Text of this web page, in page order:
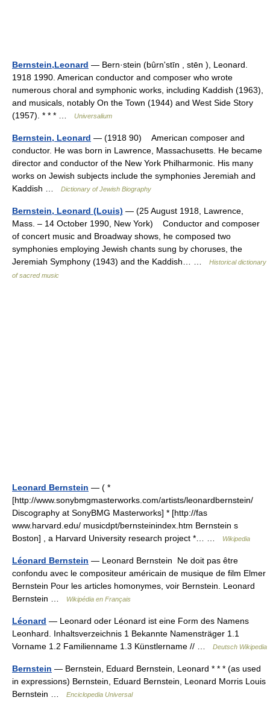
Bernstein,Leonard — Bern·stein (bûrnʹstīn , stēn ), Leonard.
1918 1990. American conductor and composer who wrote
numerous choral and symphonic works, including Kaddish (1963),
and musicals, notably On the Town (1944) and West Side Story
(1957). * * * …
Universalium
Bernstein, Leonard — (1918 90) American composer and
conductor. He was born in Lawrence, Massachusetts. He became
director and conductor of the New York Philharmonic. His many
works on Jewish subjects include the symphonies Jeremiah and
Kaddish …
Dictionary of Jewish Biography
Bernstein, Leonard (Louis) — (25 August 1918, Lawrence,
Mass. – 14 October 1990, New York) Conductor and composer
of concert music and Broadway shows, he composed two
symphonies employing Jewish chants sung by choruses, the
Jeremiah Symphony (1943) and the Kaddish… …
Historical dictionary
of sacred music
Leonard Bernstein — ( *
[http://www.sonybmgmasterworks.com/artists/leonardbernstein/
Discography at SonyBMG Masterworks] * [http://fas
www.harvard.edu/ musicdpt/bernsteinindex.htm Bernstein s
Boston] , a Harvard University research project *… …
Wikipedia
Léonard Bernstein — Leonard Bernstein Ne doit pas être
confondu avec le compositeur américain de musique de film Elmer
Bernstein Pour les articles homonymes, voir Bernstein. Leonard
Bernstein …
Wikipédia en Français
Léonard — Leonard oder Léonard ist eine Form des Namens
Leonhard. Inhaltsverzeichnis 1 Bekannte Namensträger 1.1
Vorname 1.2 Familienname 1.3 Künstlername // …
Deutsch Wikipedia
Bernstein — Bernstein, Eduard Bernstein, Leonard * * * (as used
in expressions) Bernstein, Eduard Bernstein, Leonard Morris Louis
Bernstein …
Enciclopedia Universal